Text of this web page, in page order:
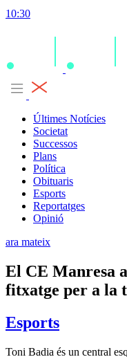
10:30
Últimes Notícies
Societat
Successos
Plans
Política
Obituaris
Esports
Reportatges
Opinió
ara mateix
El CE Manresa
fitxatge per a la
Esports
Toni Badia és un central